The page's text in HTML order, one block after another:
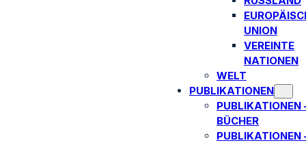
UNION
VEREINTE
NATIONEN
WELT
PUBLIKATIONEN
PUBLIKATIONEN
BÜCHER
PUBLIKATIONEN